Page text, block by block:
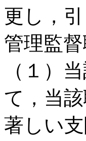
更し，
管理監
（１）
て，当
著しい